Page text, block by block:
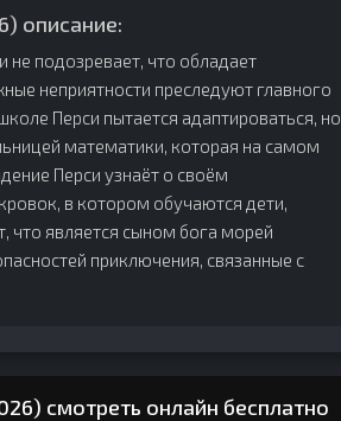
описание:
подозревает, что обладает
неприятности преследуют главного
Перси пытается адаптироваться, но
математики, которая на самом
Перси узнаёт о своём
в котором обучаются дети,
что является сыном бога морей
приключения, связанные с
смотреть онлайн бесплатно